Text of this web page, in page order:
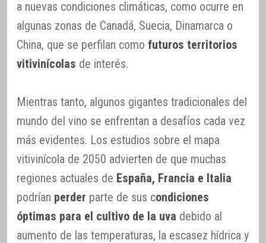
a nuevas condiciones climáticas, como ocurre en
algunas zonas de Canadá, Suecia, Dinamarca o
China, que se perfilan como futuros territorios
vitivinícolas de interés.
Mientras tanto, algunos gigantes tradicionales del
mundo del vino se enfrentan a desafíos cada vez
más evidentes. Los estudios sobre el mapa
vitivinícola de 2050 advierten de que muchas
regiones actuales de España, Francia e Italia
podrían perder parte de sus condiciones
óptimas para el cultivo de la uva debido al
aumento de las temperaturas, la escasez hídrica y